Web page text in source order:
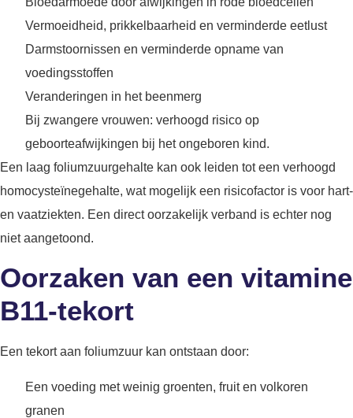
Vermoeidheid, prikkelbaarheid en verminderde eetlust
Darmstoornissen en verminderde opname van
voedingsstoffen
Veranderingen in het beenmerg
Bij zwangere vrouwen: verhoogd risico op
geboorteafwijkingen bij het ongeboren kind.
Een laag foliumzuurgehalte kan ook leiden tot een verhoogd
homocysteïnegehalte, wat mogelijk een risicofactor is voor hart-
en vaatziekten. Een direct oorzakelijk verband is echter nog
niet aangetoond.
Oorzaken van een vitamine
B11-tekort
Een tekort aan foliumzuur kan ontstaan door:
Een voeding met weinig groenten, fruit en volkoren
granen